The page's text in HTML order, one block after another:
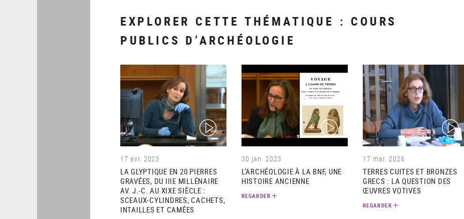
EXPLORER CETTE THÉMATIQUE : COURS
PUBLICS D’ARCHÉOLOGIE
(video)
17 avr. 2023
LA GLYPTIQUE EN 20 PIERRES
GRAVÉES, DU IIIE MILLÉNAIRE
AV. J.-C. AU XIXE SIÈCLE :
SCEAUX-CYLINDRES, CACHETS,
INTAILLES ET CAMÉES
(video)
30 jan. 2023
L’ARCHÉOLOGIE À LA BNF, UNE
HISTOIRE ANCIENNE
REGARDER
(video)
17 mar. 2026
TERRES CUITES ET BRONZES
GRECS : LA QUESTION DES
ŒUVRES VOTIVES
REGARDER